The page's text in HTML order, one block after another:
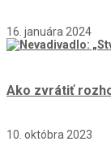
16. januára 2024
Ako zvrátiť
10. októbra 2023